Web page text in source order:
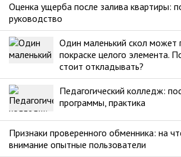
Оценка ущерба после залива квартиры:
руководство
Один маленький скол может
покраске целого элемента.
стоит откладывать?
Педагогический колледж:
программы, практика
Признаки проверенного обменника: на
внимание опытные пользователи